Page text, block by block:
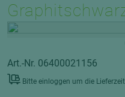
Art.-Nr. 06400021156
Bitte einloggen um die Lieferzeit